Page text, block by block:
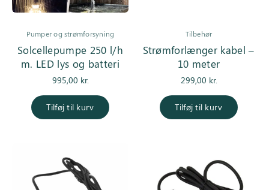
Pumper og strømforsyning
Solcellepumpe 250 l/h
m. LED lys og batteri
995,00 kr.
Tilføj til kurv
Tilbehør
Strømforlænger kabel –
10 meter
299,00 kr.
Tilføj til kurv